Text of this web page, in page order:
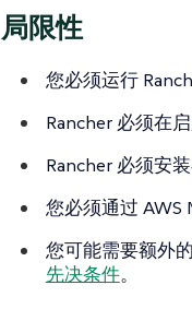
局限性
您必须运行
Rancher 必须在
Rancher 必须安装
您必须通过 AWS
您可能需要额外
先决条件。